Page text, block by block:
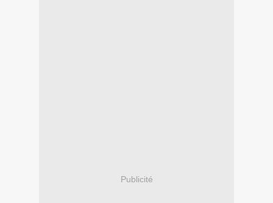
Publicité